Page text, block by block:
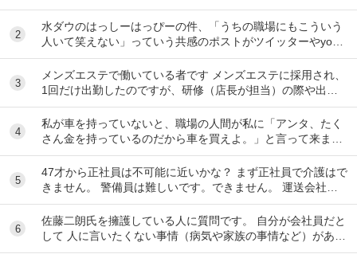
2
水ダウのはっしーはっぴーの件、「うちの職場にもこういう
人いて笑えない」っていう共感のポストがツイッターやyout
ubeのコメント欄に多すぎてそっちに驚いて...
3
メンズエステで働いている者です メンズエステに採用され、
1回だけ出勤したのですが、研修（店長が担当）の際や出勤
時に「元々デリをやっていたなら」という理由で...
4
私が車を持っていないと、職場の人間が私に「アンタ、たく
さん金を持っているのだから車を買えよ。」と言って来ま
す。 でも なんで しんどい思いをして働いた金で...
5
47才から正社員は不可能に近いかな？ まず正社員で介護はで
きません。 警備員は難しいです。できません。 運送会社の
運転手は無理です。できません 過去にうつ...
6
佐藤二朗氏を擁護している人に質問です。 自分が会社員だと
して 人に言いたくない事情（病気や家族の事情など）があ
り、上司や総務等に相談した結果、仕事内容を...